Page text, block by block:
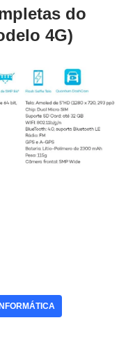
do
4G)